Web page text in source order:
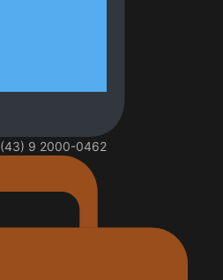
(43) 9 2000-0462